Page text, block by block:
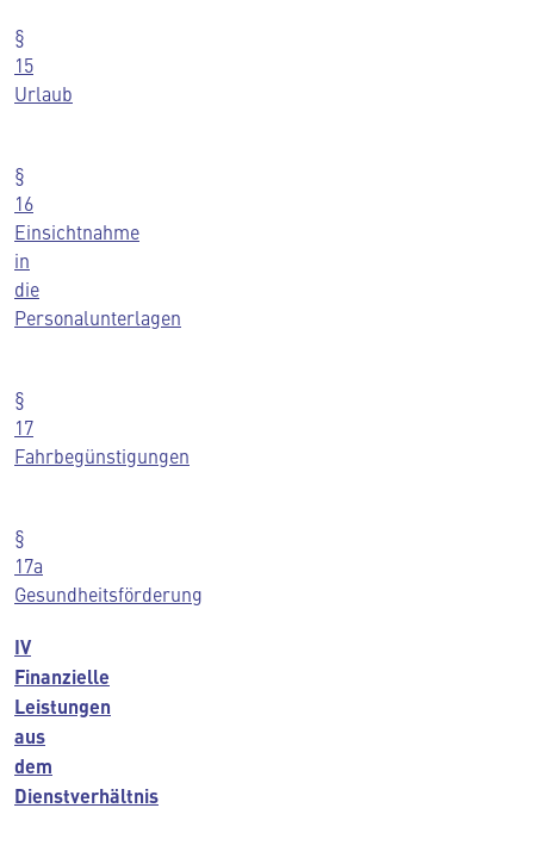
§
15
Urlaub
§
16
Einsichtnahme
in
die
Personalunterlagen
§
17
Fahrbegünstigungen
§
17a
Gesundheitsförderung
IV
Finanzielle
Leistungen
aus
dem
Dienstverhältnis